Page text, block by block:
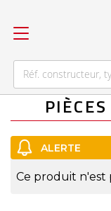
Ce produit n'est